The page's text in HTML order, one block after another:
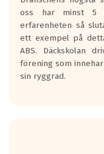
Inga D eller G
personbilar och
Betyget sätts efter
skall bromsa in på
0.5-1.5 mm vatten.
I 80km/h kommer
Vid körning i över
oss har minst 5
erfarenheten så
ett exempel på
ABS. Däckskolan
förening som
sin ryggrad.